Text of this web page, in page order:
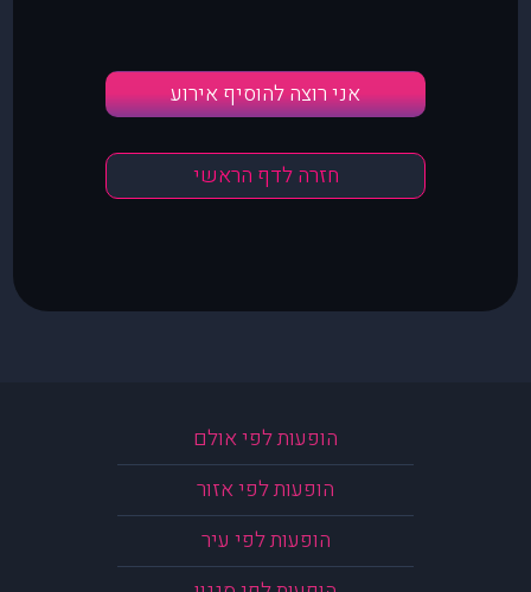
אני רוצה להוסיף אירוע
חזרה לדף הראשי
הופעות לפי אולם
הופעות לפי אזור
הופעות לפי עיר